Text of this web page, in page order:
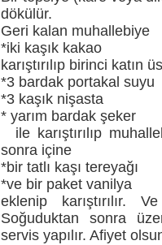
dökülür.
Geri kalan muhallebiye
*iki kaşık kakao
karıştırılıp birinci katın
*3 bardak portakal suyu
*3 kaşık nişasta
* yarım bardak şeker
ile karıştırılıp
sonra içine
*bir tatlı kaşı tereyağı
*ve bir paket vanilya
eklenip karıştırılır.
Soğuduktan sonra
servis yapılır. Afiyet